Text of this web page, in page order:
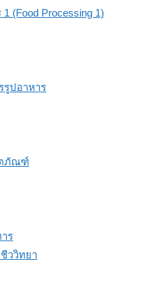
(Food Processing 1)
รูปอาหาร
ตภัณฑ์
ร
ววิทยา